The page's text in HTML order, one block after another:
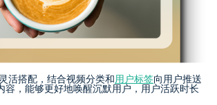
活搭配，结合视频分类和用户标签向用户推送
容，能够更好地唤醒沉默用户，用户活跃时长